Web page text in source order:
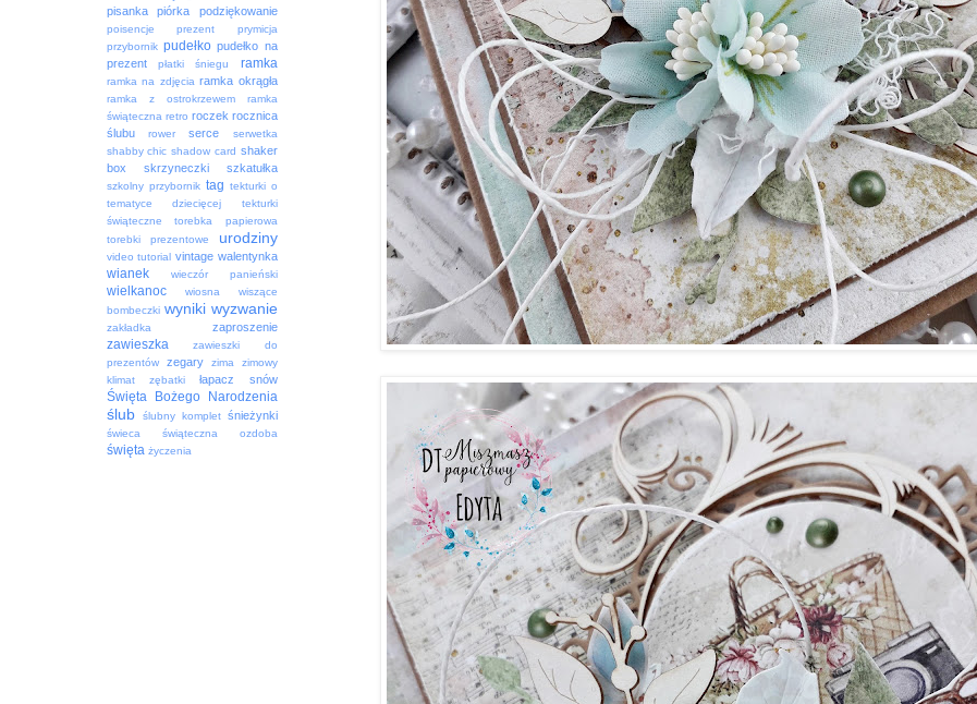
pisanka piórka podziękowanie
poisencje prezent
prymicja
przybornik pudełko pudełko na
prezent
płatki śniegu ramka
ramka na zdjęcia ramka okrągła
ramka z ostrokrzewem
ramka
świąteczna retro roczek rocznica
ślubu
rower serce
serwetka
shabby chic shadow card shaker
box
skrzyneczki szkatułka
szkolny przybornik tag tekturki o
tematyce dziecięcej
tekturki
świąteczne
torebka papierowa
torebki prezentowe
urodziny
video tutorial vintage walentynka
wianek wieczór panieński
wielkanoc wiosna
wiszące
bombeczki wyniki wyzwanie
zakładka zaproszenie
zawieszka
zawieszki do
prezentów
zegary zima
zimowy
klimat
zębatki łapacz snów
Święta Bożego Narodzenia
ślub ślubny komplet śnieżynki
świeca świąteczna ozdoba
święta życzenia